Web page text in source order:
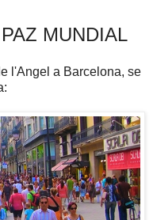
MUNDIAL
l'Angel a Barcelona, se